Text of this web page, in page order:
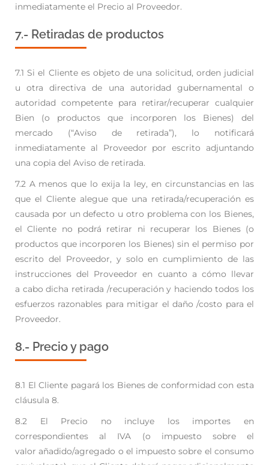
inmediatamente el Precio al Proveedor.
7.- Retiradas de productos
7.1 Si el Cliente es objeto de una solicitud, orden judicial
u otra directiva de una autoridad gubernamental o
autoridad competente para retirar/recuperar cualquier
Bien (o productos que incorporen los Bienes) del
mercado (“Aviso de retirada”), lo notificará
inmediatamente al Proveedor por escrito adjuntando
una copia del Aviso de retirada.
7.2 A menos que lo exija la ley, en circunstancias en las
que el Cliente alegue que una retirada/recuperación es
causada por un defecto u otro problema con los Bienes,
el Cliente no podrá retirar ni recuperar los Bienes (o
productos que incorporen los Bienes) sin el permiso por
escrito del Proveedor, y solo en cumplimiento de las
instrucciones del Proveedor en cuanto a cómo llevar
a cabo dicha retirada /recuperación y haciendo todos los
esfuerzos razonables para mitigar el daño /costo para el
Proveedor.
8.- Precio y pago
8.1 El Cliente pagará los Bienes de conformidad con esta
cláusula 8.
8.2 El Precio no incluye los importes en
correspondientes al IVA (o impuesto sobre el
valor añadido/agregado o el impuesto sobre el consumo